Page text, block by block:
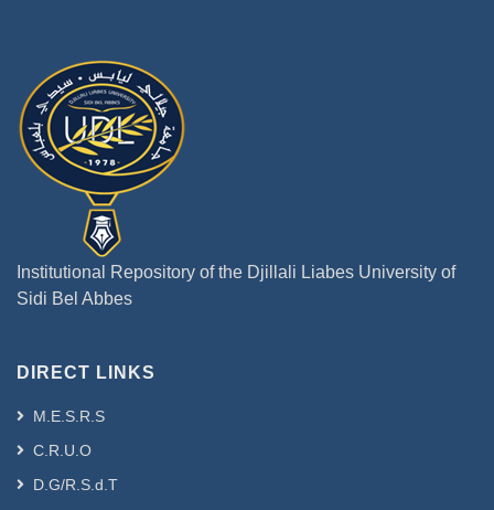
Institutional Repository of the Djillali Liabes University of
Sidi Bel Abbes
DIRECT LINKS
M.E.S.R.S
C.R.U.O
D.G/R.S.d.T